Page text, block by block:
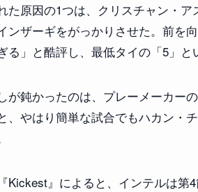
た原因の1つは、クリスチャン・
ンザーギをがっかりさせた。前を
る」と酷評し、最低タイの「5」と
が鈍かったのは、プレーメーカー
、やはり簡単な試合でもハカン・
Kickest』によると、インテルは第